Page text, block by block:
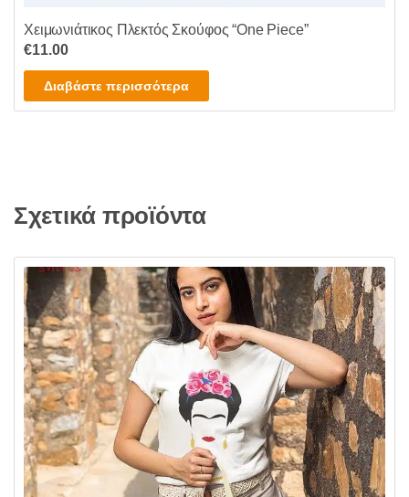
Χειμωνιάτικος Πλεκτός Σκούφος “One Piece”
€11.00
Διαβάστε περισσότερα
Σχετικά προϊόντα